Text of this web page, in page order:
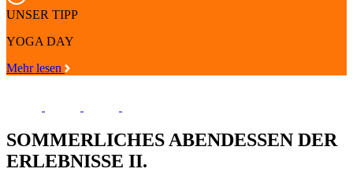
UNSER TIPP
YOGA DAY
Mehr lesen
SOMMERLICHES ABENDESSEN DER
ERLEBNISSE II.